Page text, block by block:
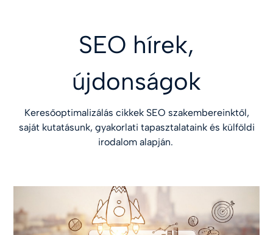
SEO hírek,
újdonságok
Keresőoptimalizálás cikkek SEO szakembereinktől,
saját kutatásunk, gyakorlati tapasztalataink és külföldi
irodalom alapján.